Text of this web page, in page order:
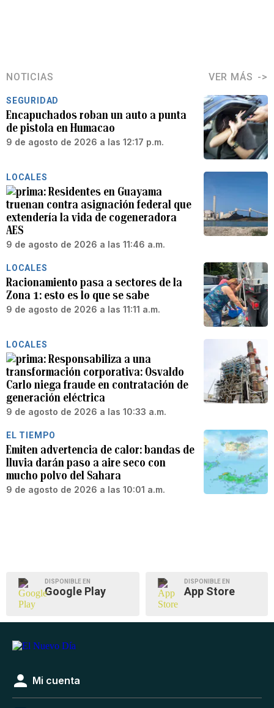
NOTICIAS VER MÁS
SEGURIDAD
Encapuchados roban un auto a punta
de pistola en Humacao
9 de agosto de 2026 a las 12:17 p.m.
LOCALES
Residentes en Guayama
truenan contra asignación federal que
extendería la vida de cogeneradora
AES
9 de agosto de 2026 a las 11:46 a.m.
LOCALES
Racionamiento pasa a sectores de la
Zona 1: esto es lo que se sabe
9 de agosto de 2026 a las 11:11 a.m.
LOCALES
Responsabiliza a una
transformación corporativa: Osvaldo
Carlo niega fraude en contratación de
generación eléctrica
9 de agosto de 2026 a las 10:33 a.m.
EL TIEMPO
Emiten advertencia de calor: bandas de
lluvia darán paso a aire seco con
mucho polvo del Sahara
9 de agosto de 2026 a las 10:01 a.m.
DISPONIBLE EN
Google Play
DISPONIBLE EN
App Store
Mi cuenta